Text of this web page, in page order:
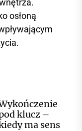
osłoną
klucz –
ma sens